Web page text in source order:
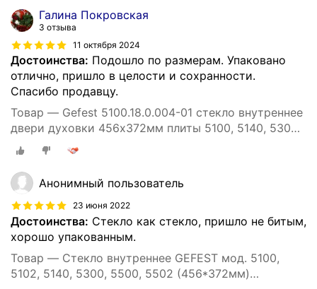
Галина Покровская
3 отзыва
11 октября 2024
Достоинства: Подошло по размерам. Упаковано
отлично, пришло в целости и сохранности.
Спасибо продавцу.
Товар — Gefest 5100.18.0.004-01 стекло внутреннее
двери духовки 456х372мм плиты 5100, 5140, 5300
черное
Анонимный пользователь
23 июня 2022
Достоинства: Стекло как стекло, пришло не битым,
хорошо упакованным.
Товар — Стекло внутреннее GEFEST мод. 5100,
5102, 5140, 5300, 5500, 5502 (456*372мм)